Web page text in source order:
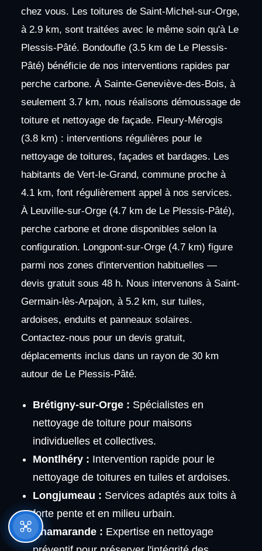
chez vous. Les toitures de Saint-Michel-sur-Orge,
à 2.9 km, sont traitées avec le même soin qu'à Le
Plessis-Pâté. Bondoufle (3.5 km de Le Plessis-
Pâté) bénéficie de nos interventions rapides par
perche carbone. À Sainte-Geneviève-des-Bois, à
seulement 3.7 km, nous réalisons démoussage de
toiture et nettoyage de façade. Fleury-Mérogis
(3.8 km) : interventions régulières pour le
nettoyage de toitures, façades et bardages. Les
habitants de Vert-le-Grand, commune proche à
4.1 km, font régulièrement appel à nos services.
À Leuville-sur-Orge (4.7 km de Le Plessis-Pâté),
perche carbone et drone disponibles selon la
configuration. Longpont-sur-Orge (4.7 km) figure
parmi nos zones d'intervention habituelles —
devis gratuit sous 48 h. Nous intervenons à Saint-
Germain-lès-Arpajon, à 5.2 km, sur tuiles,
ardoises, enduits et panneaux solaires.
Contactez-nous pour un devis gratuit,
déplacements inclus dans un rayon de 30 km
autour de Le Plessis-Pâté.
Brétigny-sur-Orge : Spécialistes en
nettoyage de toiture pour maisons
individuelles et collectives.
Montlhéry : Intervention rapide pour le
nettoyage de toitures en tuiles et ardoises.
Longjumeau : Services adaptés aux toits à
forte pente et en milieu urbain.
Chamarande : Expertise en nettoyage